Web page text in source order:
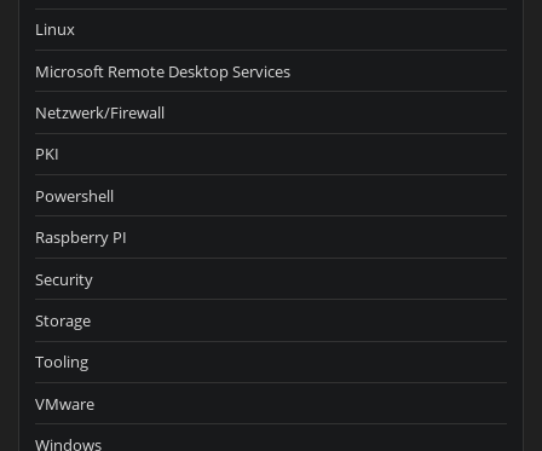
Linux
Microsoft Remote Desktop Services
Netzwerk/Firewall
PKI
Powershell
Raspberry PI
Security
Storage
Tooling
VMware
Windows